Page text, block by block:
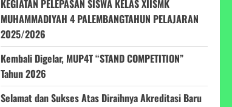
KEGIATAN PELEPASAN SISWA KELAS XIISMK
MUHAMMADIYAH 4 PALEMBANGTAHUN PELAJARAN
2025/2026
Kembali Digelar, MUP4T “STAND COMPETITION”
Tahun 2026
Selamat dan Sukses Atas Diraihnya Akreditasi Baru